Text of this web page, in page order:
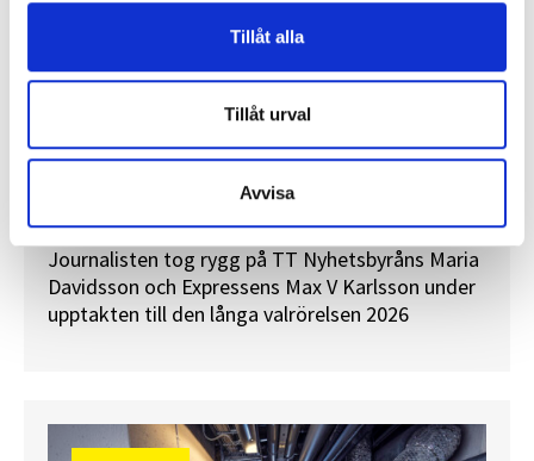
Tillåt alla
Tillåt urval
Avvisa
maraton”
En välfylld telefonbok och foträta skor – två
centrala arbetsredskap för politikreportrar.
Journalisten tog rygg på TT Nyhetsbyråns Maria
Davidsson och Expressens Max V Karlsson under
upptakten till den långa valrörelsen 2026